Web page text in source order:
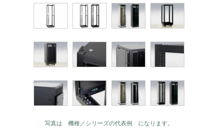
写真は 機種／シリーズの代表例 になります。